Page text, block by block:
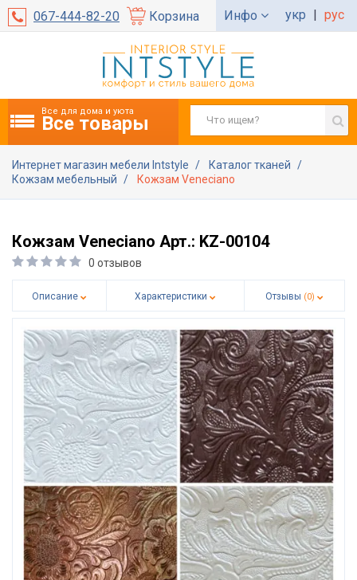
067-444-82-20 Корзина Инфо укр | рус
Все для дома и уюта
Все товары
Интернет магазин мебели Intstyle
Каталог тканей
Кожзам мебельный
Кожзам Veneciano
Кожзам Veneciano Арт.: KZ-00104
0 отзывов
Описание Характеристики Отзывы (0)